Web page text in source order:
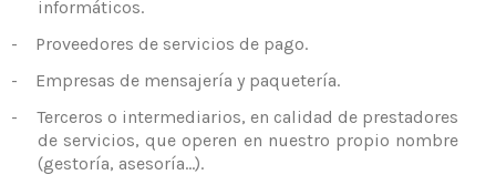
informáticos.
-
Proveedores de servicios de pago.
-
Empresas de mensajería y paquetería.
-
Terceros o intermediarios, en calidad de prestadores
de servicios, que operen en nuestro propio nombre
(gestoría, asesoría…).